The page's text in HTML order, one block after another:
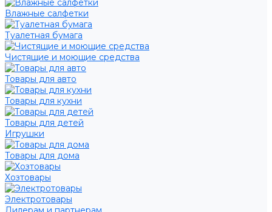
Влажные салфетки
Туалетная бумага
Чистящие и моющие средства
Товары для авто
Товары для кухни
Товары для детей
Игрушки
Товары для дома
Хозтовары
Электротовары